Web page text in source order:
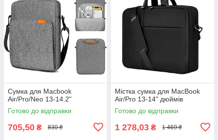
Сумка для Macbook
Air/Pro/Neo 13-14.2"
Готово до відправки
705,50 ₴ 830 ₴
Містка сумка для MacBook
Air/Pro 13-14" дюймів
Готово до відправки
1 278,03 ₴ 1 469 ₴